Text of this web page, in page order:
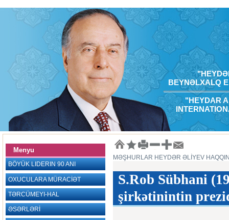
BEYNƏLXALQ
"HEYDAR
Menyu
BÖYÜK LIDERIN 90 ANI
OXUCULARA MÜRACİƏT
TƏRCÜMEYI-HAL
ƏSƏRLƏRİ
MƏŞHURLAR HEYDƏR ƏLİYEV
S.Rob Sübhani
şirkətinintin